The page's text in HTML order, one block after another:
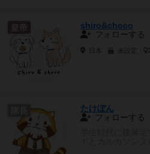
皇帝
shiro&choco
フォローする
未設定
たけぽん
フォローする